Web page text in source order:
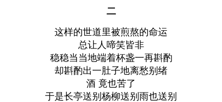
二
这样的世道里被煎熬的命运
总让人啼笑皆非
稳稳当当地端着杯盏一再斟酌
却斟酌出一肚子地离愁别绪
酒 竟也苦了
于是长亭送别杨柳送别雨也送别